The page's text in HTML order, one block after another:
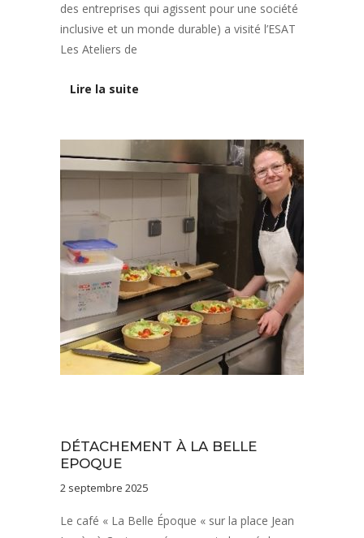
des entreprises qui agissent pour une société
inclusive et un monde durable) a visité l’ESAT
Les Ateliers de
Lire la suite
DÉTACHEMENT À LA BELLE
EPOQUE
2 septembre 2025
Le café « La Belle Époque « sur la place Jean